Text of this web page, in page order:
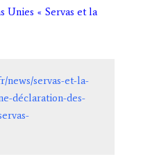
Unies « Servas et la
news/servas-et-la-
déclaration-des-